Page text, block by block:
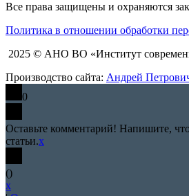
Все права защищены и охраняются
Политика в отношении обработки
2025 © АНО ВО «Институт
Производство сайта: Андрей
0
Оставьте комментарий! Напишите,
статьи.x
()
x